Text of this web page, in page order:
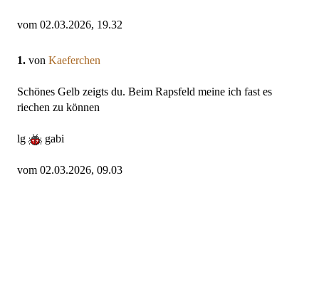
vom 02.03.2026, 19.32
1. von Kaeferchen
Schönes Gelb zeigts du. Beim Rapsfeld meine ich fast es
riechen zu können
lg gabi
vom 02.03.2026, 09.03